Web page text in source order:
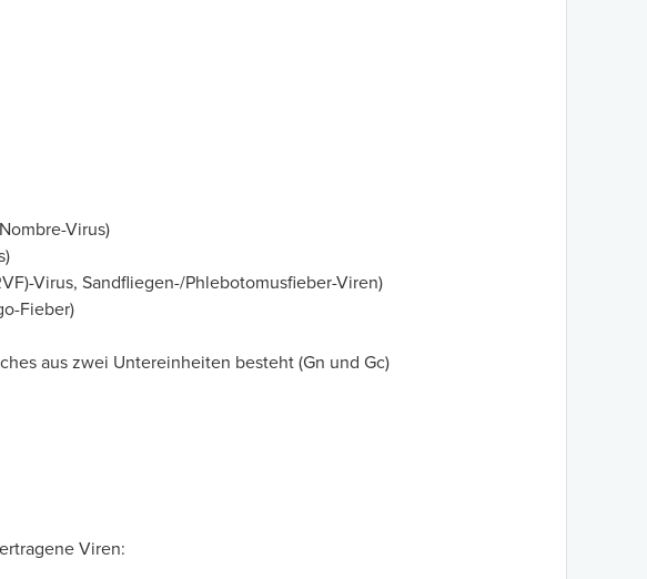
Virus)
Virus, Sandfliegen-/Phlebotomusfieber-Viren)
Fieber)
aus zwei Untereinheiten besteht (Gn und Gc)
Viren: